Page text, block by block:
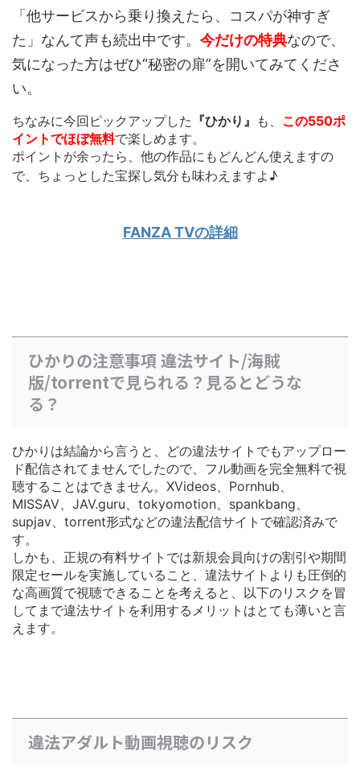
「他サービスから乗り換えたら、コスパが神すぎ
た」なんて声も続出中です。 今だけの特典なので、
気になった方はぜひ“秘密の扉”を開いてみてくださ
い。
ちなみに今回ピックアップした 『ひかり』 も、 この550ポ
イントでほぼ無料で楽しめます。
ポイントが余ったら、他の作品にもどんどん使えますの
で、ちょっとした宝探し気分も味わえますよ♪
FANZA TVの詳細
ひかりの注意事項 違法サイト/海賊
版/torrentで見られる？見るとどうな
る？
ひかりは結論から言うと、どの違法サイトでもアップロー
ド配信されてませんでしたので、フル動画を完全無料で視
聴することはできません。XVideos、Pornhub、
MISSAV、JAV.guru、tokyomotion、spankbang、
supjav、torrent形式などの違法配信サイトで確認済みで
す。
しかも、正規の有料サイトでは新規会員向けの割引や期間
限定セールを実施している こと、違法サイトよりも圧倒的
な高画質で視聴できることを考えると、以下のリスクを冒
してまで違法サイトを利用するメリットはとても薄いと言
えます。
違法アダルト動画視聴のリスク